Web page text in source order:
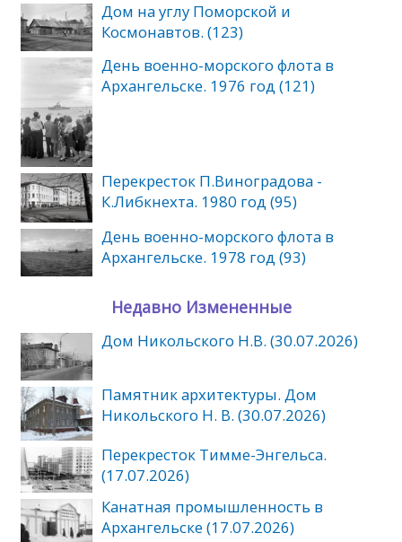
Дом на углу Поморской и
Космонавтов. (123)
День военно-морского флота в
Архангельске. 1976 год (121)
Перекресток П.Виноградова -
К.Либкнехта. 1980 год (95)
День военно-морского флота в
Архангельске. 1978 год (93)
Недавно Измененные
Дом Никольского Н.В. (30.07.2026)
Памятник архитектуры. Дом
Никольского Н. В. (30.07.2026)
Перекресток Тимме-Энгельса.
(17.07.2026)
Канатная промышленность в
Архангельске (17.07.2026)